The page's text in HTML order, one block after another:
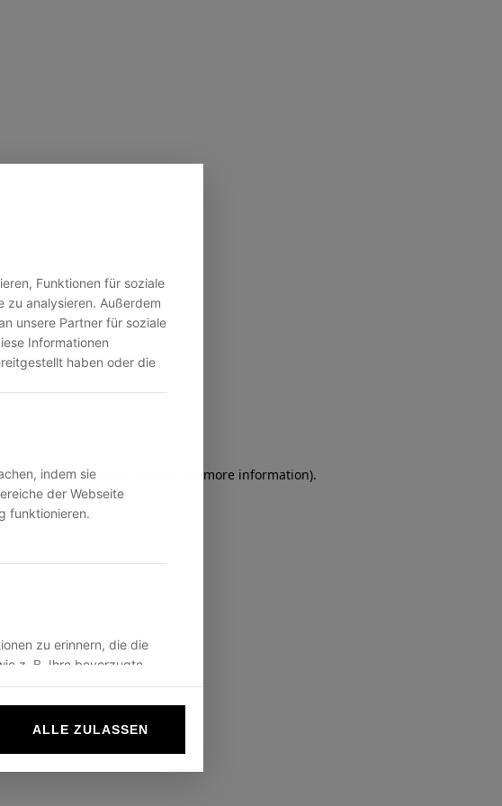
Funktionen für soziale
zu analysieren. Außerdem
unsere Partner für soziale
Informationen
haben oder die
indem sie
der Webseite
funktionieren.
zu erinnern, die die
z. B. Ihre bevorzugte
ALLE ZULASSEN
(see the browser console for more information).